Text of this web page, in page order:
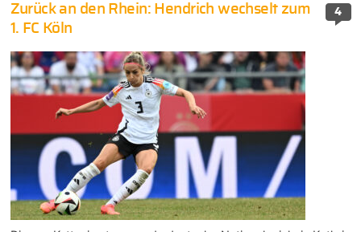
4
Zurück an den Rhein: Hendrich wechselt zum
1. FC Köln